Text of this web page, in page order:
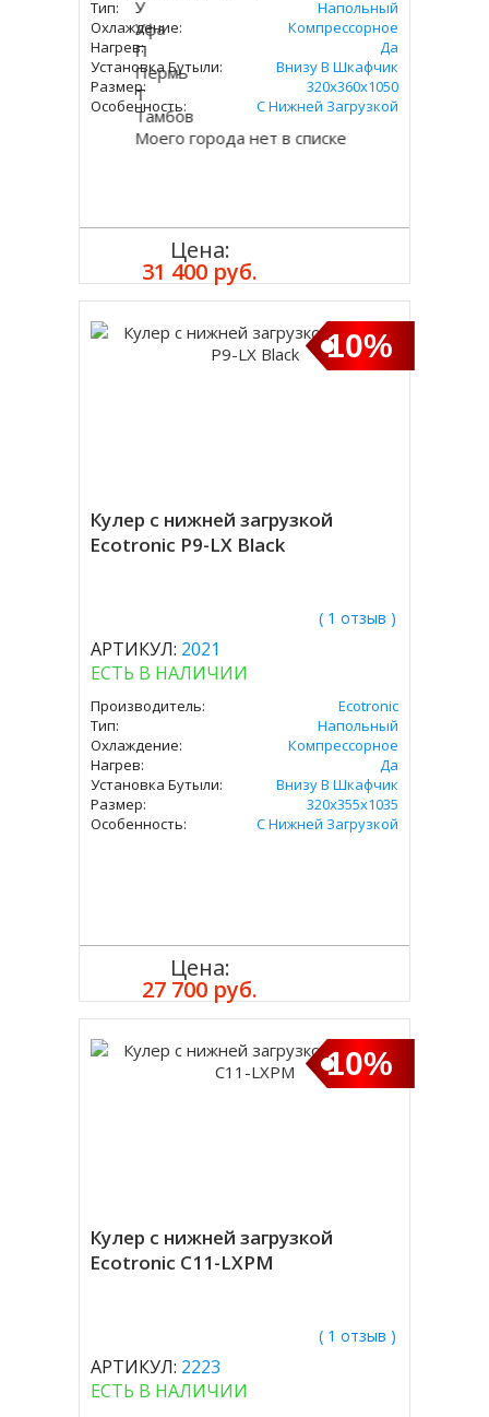
Тип:
Напольный
Охлаждение:
Компрессорное
Нагрев:
Да
Установка Бутыли:
Внизу В Шкафчик
Размер:
320x360х1050
Особенность:
С Нижней Загрузкой
Цена:
31 400 руб.
10%
Кулер с нижней загрузкой
Ecotronic P9-LX Black
( 1 отзыв )
АРТИКУЛ: 2021
ЕСТЬ В НАЛИЧИИ
Производитель:
Ecotronic
Тип:
Напольный
Охлаждение:
Компрессорное
Нагрев:
Да
Установка Бутыли:
Внизу В Шкафчик
Размер:
320x355х1035
Особенность:
С Нижней Загрузкой
Цена:
27 700 руб.
10%
Кулер с нижней загрузкой
Ecotronic C11-LXPM
( 1 отзыв )
АРТИКУЛ: 2223
ЕСТЬ В НАЛИЧИИ
У
Уфа
П
Пермь
Т
Тамбов
Моего города нет в списке